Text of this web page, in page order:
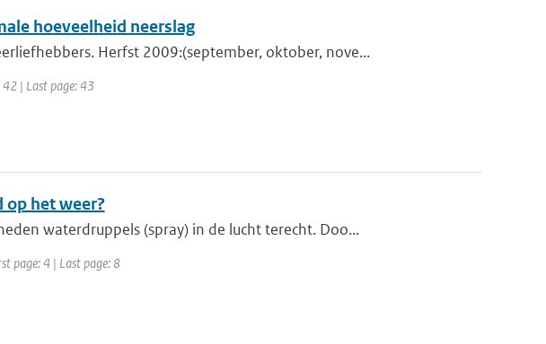
hoeveelheid neerslag
Herfst 2009:(september, oktober, nove...
| Last page: 43
op het weer?
waterdruppels (spray) in de lucht terecht. Doo...
page: 4 | Last page: 8